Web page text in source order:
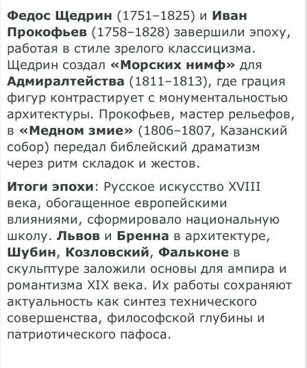
Федос Щедрин (1751–1825) и Иван
Прокофьев (1758–1828) завершили эпоху,
работая в стиле зрелого классицизма.
Щедрин создал «Морских нимф» для
Адмиралтейства (1811–1813), где грация
фигур контрастирует с монументальностью
архитектуры. Прокофьев, мастер рельефов,
в «Медном змие» (1806–1807, Казанский
собор) передал библейский драматизм
через ритм складок и жестов.
Итоги эпохи: Русское искусство XVIII
века, обогащенное европейскими
влияниями, сформировало национальную
школу. Львов и Бренна в архитектуре,
Шубин, Козловский, Фальконе в
скульптуре заложили основы для ампира и
романтизма XIX века. Их работы сохраняют
актуальность как синтез технического
совершенства, философской глубины и
патриотического пафоса.